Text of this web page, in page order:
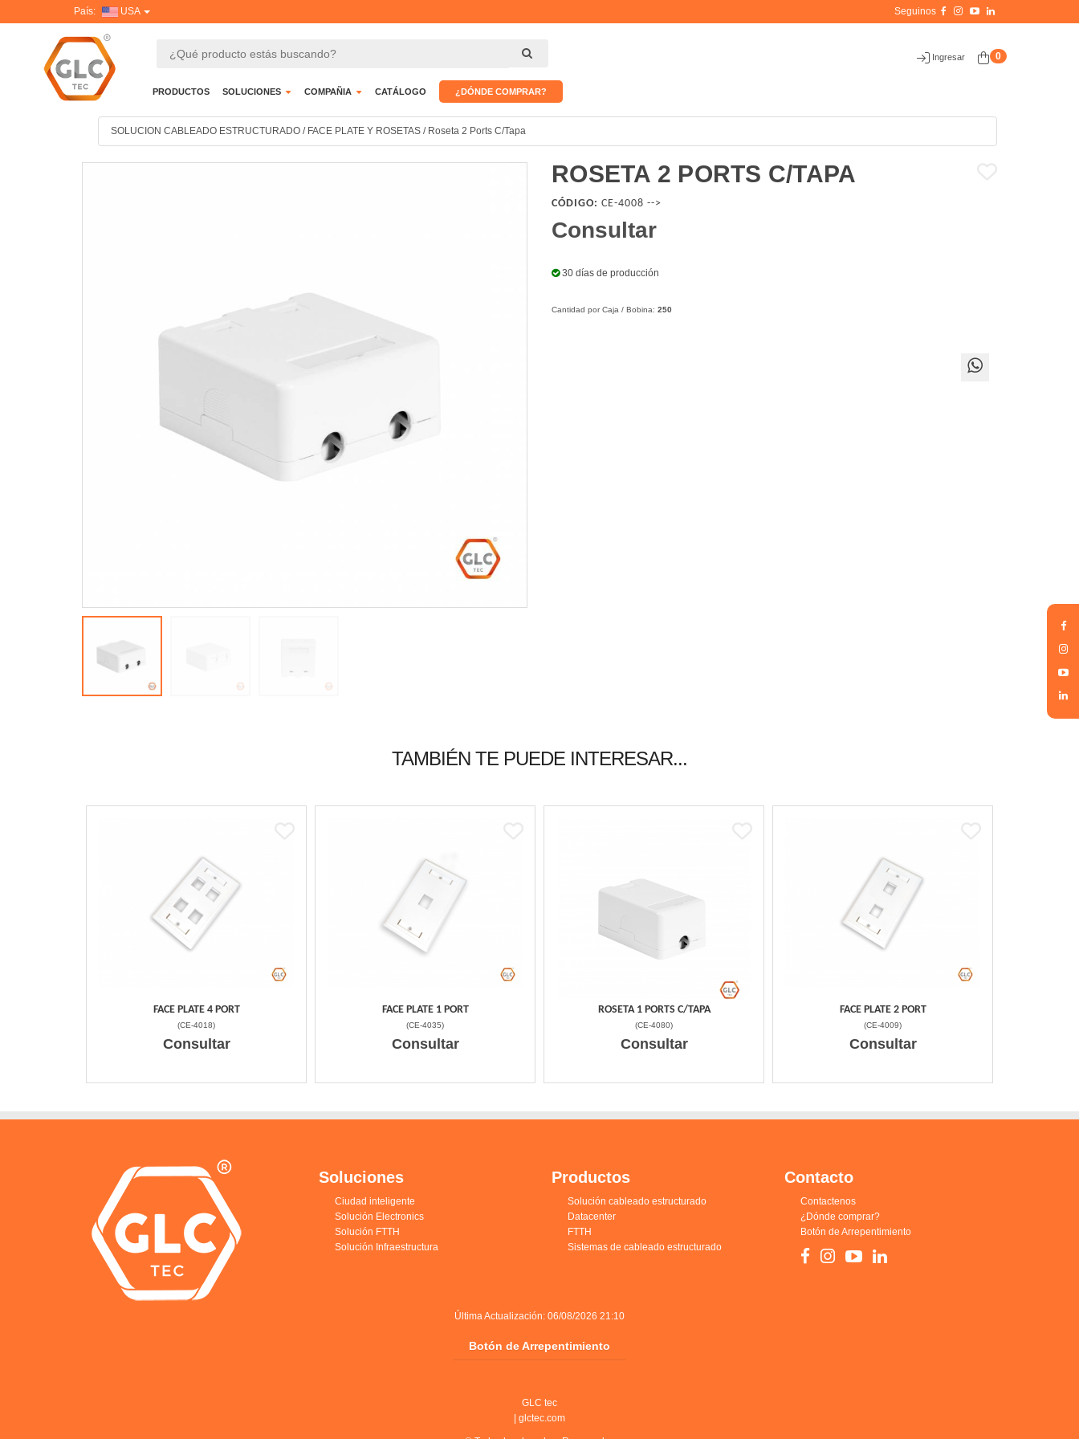
Ingresar 0
PRODUCTOS SOLUCIONES COMPAÑIA CATÁLOGO ¿DÓNDE COMPRAR?
País: USA
SOLUCION CABLEADO ESTRUCTURADO / FACE PLATE Y ROSETAS / Roseta 2 Ports C/Tapa
ROSETA 2 PORTS C/TAPA
CÓDIGO: CE-4008 -->
Consultar
30 días de producción
Cantidad por Caja / Bobina: 250
TAMBIÉN TE PUEDE INTERESAR...
FACE PLATE 4 PORT
(CE-4018)
Consultar
FACE PLATE 1 PORT
(CE-4035)
Consultar
ROSETA 1 PORTS C/TAPA
(CE-4080)
Consultar
FACE PLATE 2 PORT
(CE-4009)
Consultar
Soluciones
Ciudad inteligente
Solución Electronics
Solución FTTH
Solución Infraestructura
Productos
Solución cableado estructurado
Datacenter
FTTH
Sistemas de cableado estructurado
Contacto
Contactenos
¿Dónde comprar?
Botón de Arrepentimiento
Última Actualización: 06/08/2026 21:10
Botón de Arrepentimiento
GLC tec
| glctec.com